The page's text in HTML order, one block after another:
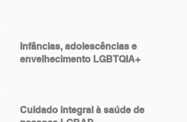
Infâncias, adolescências e
envelhecimento LGBTQIA+
Cuidado integral à saúde de